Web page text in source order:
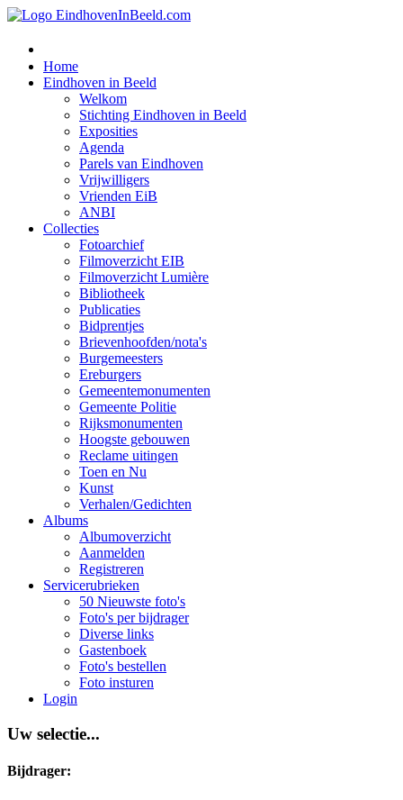
Home
Eindhoven in Beeld
Welkom
Stichting Eindhoven in Beeld
Exposities
Agenda
Parels van Eindhoven
Vrijwilligers
Vrienden EiB
ANBI
Collecties
Fotoarchief
Filmoverzicht EIB
Filmoverzicht Lumière
Bibliotheek
Publicaties
Bidprentjes
Brievenhoofden/nota's
Burgemeesters
Ereburgers
Gemeentemonumenten
Gemeente Politie
Rijksmonumenten
Hoogste gebouwen
Reclame uitingen
Toen en Nu
Kunst
Verhalen/Gedichten
Albums
Albumoverzicht
Aanmelden
Registreren
Servicerubrieken
50 Nieuwste foto's
Foto's per bijdrager
Diverse links
Gastenboek
Foto's bestellen
Foto insturen
Login
Uw selectie...
Bijdrager: